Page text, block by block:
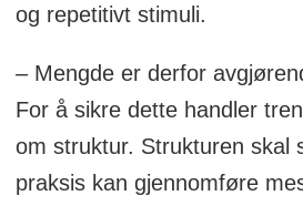
og repetitivt stimuli.
– Mengde er derfor
For å sikre dette handler
om struktur. Strukturen skal
praksis kan gjennomføre